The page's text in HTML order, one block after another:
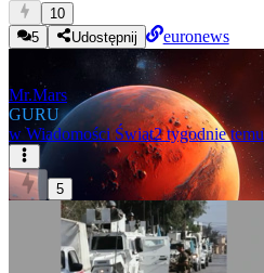
10
5
Udostępnij euronews
Mr.Mars
GURU
w Wiadomości Świat2 tygodnie temu
5